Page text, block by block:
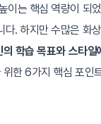
는 핵심 역량이 되
. 하지만 수많은 화
의 학습 목표와 스타
한 6가지 핵심 포인